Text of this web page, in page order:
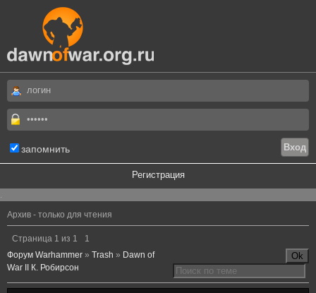
запомнить
Регистрация
.
Архив - только для чтения
Страница 1 из 1
1
Форум Warhammer » Trash » Dawn of
War II К. Робирсон